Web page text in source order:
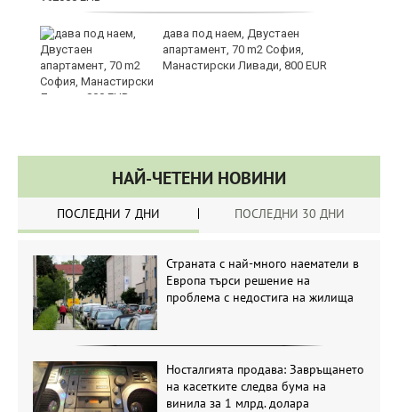
дава под наем, Двустаен
апартамент, 70 m2 София,
Манастирски Ливади, 800 EUR
НАЙ-ЧЕТЕНИ НОВИНИ
ПОСЛЕДНИ 7 ДНИ ПОСЛЕДНИ 30 ДНИ
Страната с най-много наематели в
Европа търси решение на
проблема с недостига на жилища
Носталгията продава: Завръщането
на касетките следва бума на
винила за 1 млрд. долара